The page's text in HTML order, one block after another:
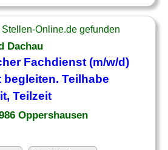
Online.de gefunden
Dachau
Fachdienst (m/w/d)
begleiten. Teilhabe
Teilzeit
Oppershausen